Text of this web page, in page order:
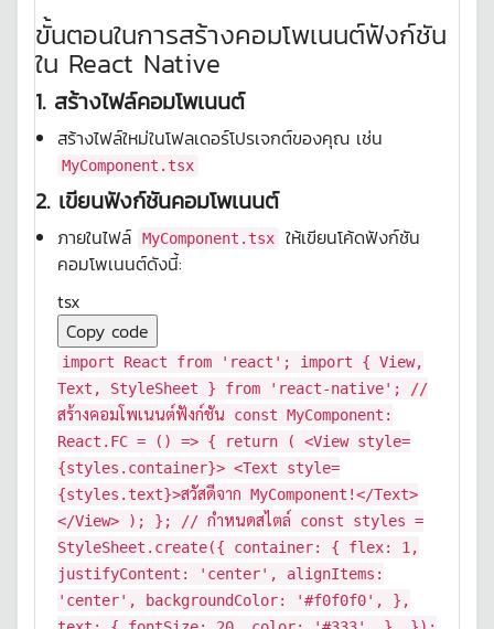
ขั้นตอนในการสร้างคอมโพเนนต์ฟังก์ชัน
ใน React Native
1. สร้างไฟล์คอมโพเนนต์
สร้างไฟล์ใหม่ในโฟลเดอร์โปรเจกต์ของคุณ เช่น
MyComponent.tsx
2. เขียนฟังก์ชันคอมโพเนนต์
ภายในไฟล์ MyComponent.tsx
ให้เขียนโค้ดฟังก์ชัน
คอมโพเนนต์ดังนี้:
tsx
Copy code
import React from 'react' ; import { View,
Text , StyleSheet } from 'react-native' ;
//
สร้างคอมโพเนนต์ฟังก์ชัน
const MyComponent :
React . FC = () => { return ( <View style=
{styles.container}> <Text style=
{styles.text}>สวัสดีจาก MyComponent!</Text>
</View> ); }; // กำหนดสไตล์ const styles =
StyleSheet . create({ container: { flex: 1 ,
justifyContent : 'center' , alignItems :
'center' , backgroundColor: '#f0f0f0' , },